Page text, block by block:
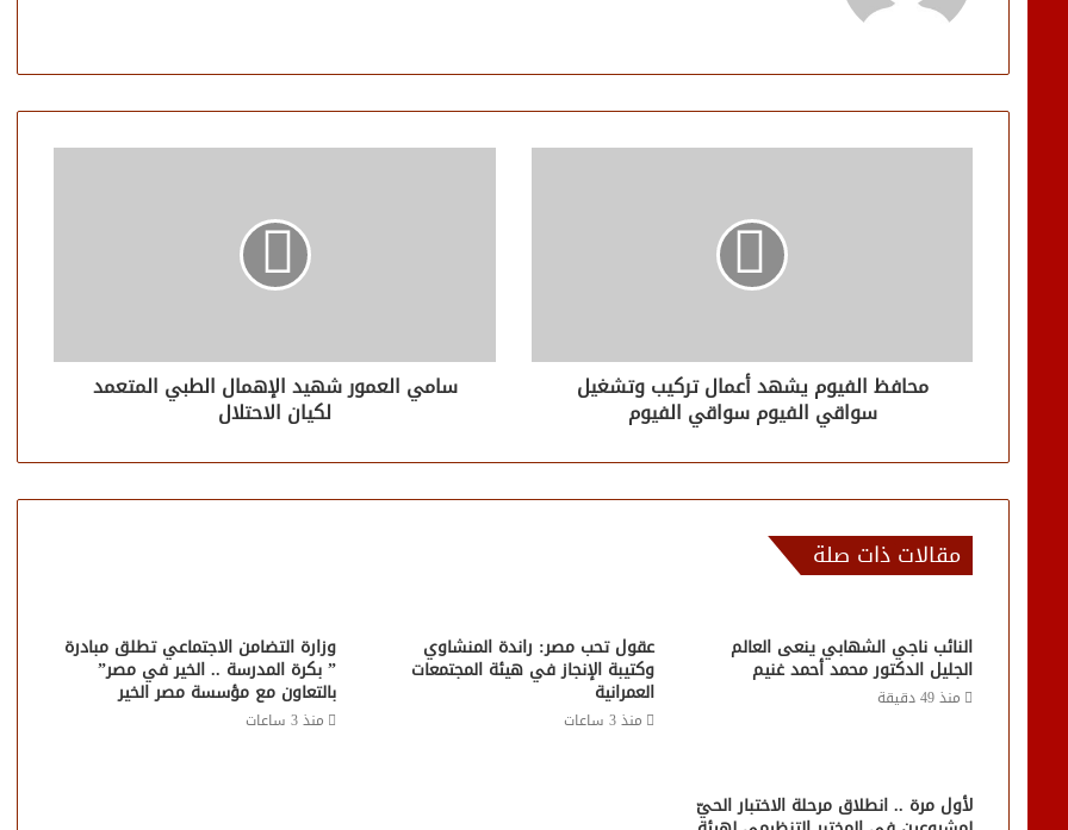
محافظ الفيوم يشهد أعمال تركيب وتشغيل
سواقي الفيوم سواقي الفيوم
سامي العمور شهيد الإهمال الطبي المتعمد
لكيان الاحتلال
مقالات ذات صلة
النائب ناجي الشهابي ينعى العالم
الجليل الدكتور محمد أحمد غنيم
منذ 49 دقيقة
عقول تحب مصر: راندة المنشاوي
وكتيبة الإنجاز في هيئة المجتمعات
العمرانية
منذ 3 ساعات
وزارة التضامن الاجتماعي تطلق مبادرة
” بكرة المدرسة .. الخير في مصر”
بالتعاون مع مؤسسة مصر الخير
منذ 3 ساعات
لأول مرة .. انطلاق مرحلة الاختبار الحيّ